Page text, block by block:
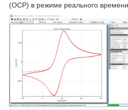
(OCP) в режиме реального времени